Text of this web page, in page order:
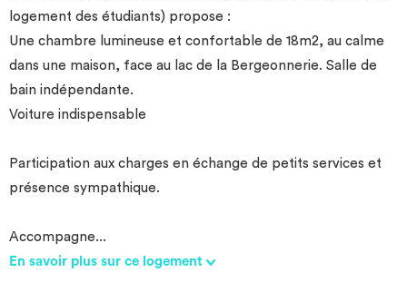
logement des étudiants) propose :
Une chambre lumineuse et confortable de 18m2, au calme
dans une maison, face au lac de la Bergeonnerie. Salle de
bain indépendante.
Voiture indispensable
Participation aux charges en échange de petits services et
présence sympathique.
Accompagne...
En savoir plus sur ce logement